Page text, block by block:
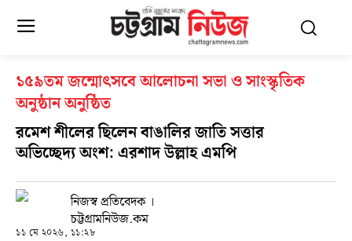
১৫৯তম জন্মোৎসবে আলোচনা সভা ও সাংস্কৃতিক
অনুষ্ঠান অনুষ্ঠিত
রমেশ শীলের ছিলেন বাঙালির জাতি সত্তার
অভিচ্ছেদ্য অংশ: এরশাদ উল্লাহ এমপি
নিজস্ব প্রতিবেদক ।
চট্টগ্রামনিউজ.কম
১১ মে ২০২৬, ১১:২৮